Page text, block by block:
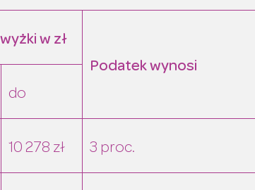
w zł
Podatek wynosi
do
10 278 zł 3 proc.